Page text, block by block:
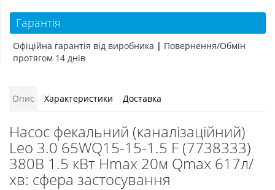
Гарантія
Офіційна гарантія від виробника | Повернення/Обмін
протягом 14 днів
Опис Характеристики Доставка
Насос фекальний (каналізаційний)
Leo 3.0 65WQ15-15-1.5 F (7738333)
380В 1.5 кВт Hmax 20м Qmax 617л/
хв: сфера застосування